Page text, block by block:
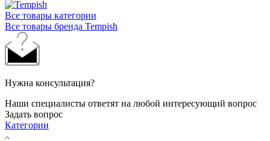
Все товары категории
Все товары бренда Tempish
Нужна консультация?
Наши специалисты ответят на любой интересующий вопрос
Задать вопрос
Категории